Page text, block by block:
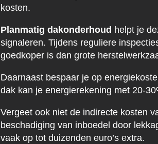
kosten.
Planmatig dakonderhoud helpt je
signaleren. Tijdens reguliere
goedkoper is dan grote
Daarnaast bespaar je op
dak kan je energierekening met 20-
Vergeet ook niet de indirecte kosten
beschadiging van inboedel door
vaak op tot duizenden euro’s extra.